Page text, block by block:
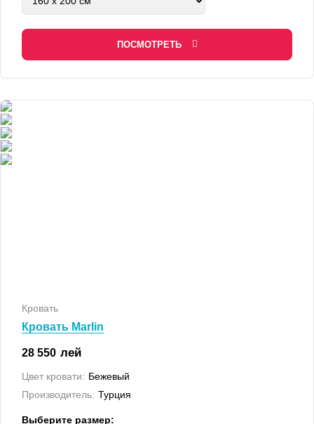
ПОСМОТРЕТЬ
Кровать
Кровать Marlin
28 550 лей
Цвет кровати: Бежевый
Производитель: Турция
Выберите размер: